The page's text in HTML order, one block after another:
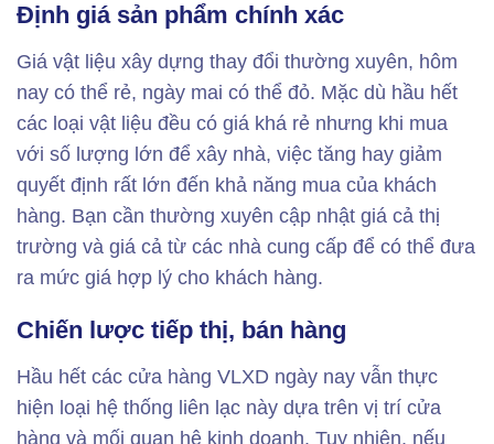
Định giá sản phẩm chính xác
Giá vật liệu xây dựng thay đổi thường xuyên, hôm
nay có thể rẻ, ngày mai có thể đỏ. Mặc dù hầu hết
các loại vật liệu đều có giá khá rẻ nhưng khi mua
với số lượng lớn để xây nhà, việc tăng hay giảm
quyết định rất lớn đến khả năng mua của khách
hàng. Bạn cần thường xuyên cập nhật giá cả thị
trường và giá cả từ các nhà cung cấp để có thể đưa
ra mức giá hợp lý cho khách hàng.
Chiến lược tiếp thị, bán hàng
Hầu hết các cửa hàng VLXD ngày nay vẫn thực
hiện loại hệ thống liên lạc này dựa trên vị trí cửa
hàng và mối quan hệ kinh doanh. Tuy nhiên, nếu